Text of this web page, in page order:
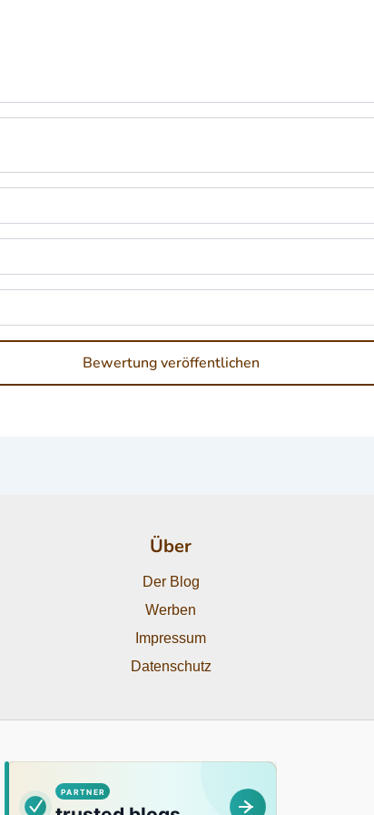
Über
Der Blog
Werben
Impressum
Datenschutz